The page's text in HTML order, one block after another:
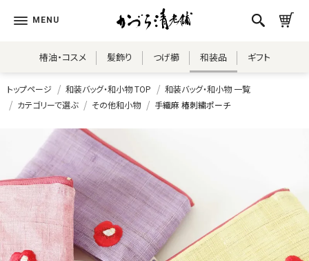
椿油・コスメ 髪飾り つげ櫛 和装品 ギフト
トップページ 和装バッグ・和小物 TOP
和装バッグ・和小物 一覧
カテゴリーで選ぶ
その他和小物 手織麻 椿刺繍ポーチ